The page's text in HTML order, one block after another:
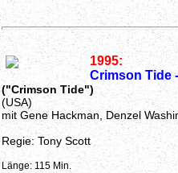
1995:
Crimson Tide
("Crimson Tide")
(USA)
mit Gene Hackman, Denzel
Regie: Tony Scott
Länge: 115 Min.